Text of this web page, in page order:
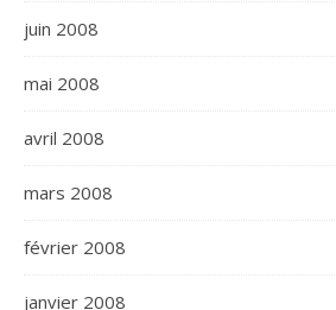
juin 2008
mai 2008
avril 2008
mars 2008
février 2008
janvier 2008